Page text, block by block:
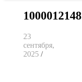
1000012148
23
сентября,
2025 /